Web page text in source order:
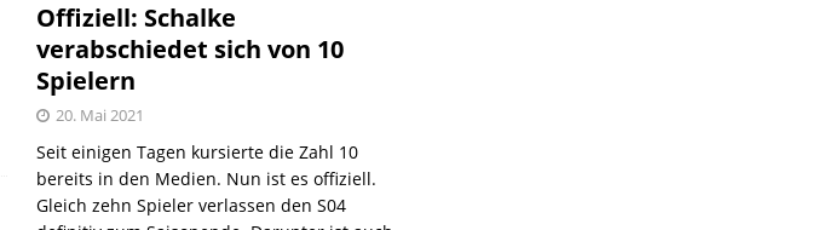
Offiziell: Schalke
verabschiedet sich von 10
Spielern
20. Mai 2021
Seit einigen Tagen kursierte die Zahl 10
bereits in den Medien. Nun ist es offiziell.
Gleich zehn Spieler verlassen den S04